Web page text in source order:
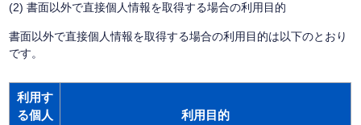
(2) 書面以外で直接個人情報を取得する場合の利用目的
書面以外で直接個人情報を取得する場合の利用目的は以下のとおり
です。
利用す
る個人
利用目的